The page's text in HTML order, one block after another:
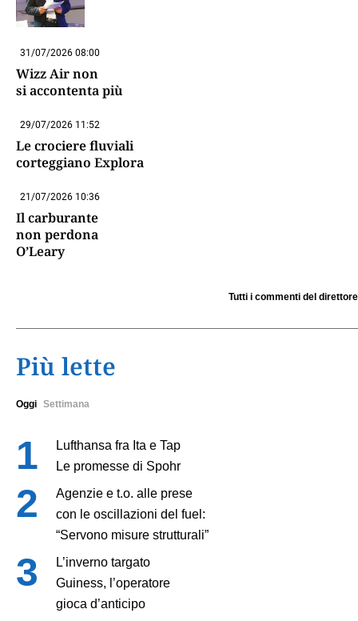
31/07/2026 08:00
Wizz Air non
si accontenta più
29/07/2026 11:52
Le crociere fluviali
corteggiano Explora
21/07/2026 10:36
Il carburante
non perdona
O’Leary
Tutti i commenti del direttore
Più lette
Oggi Settimana
Lufthansa fra Ita e Tap
Le promesse di Spohr
Agenzie e t.o. alle prese
con le oscillazioni del fuel:
“Servono misure strutturali”
L’inverno targato
Guiness, l’operatore
gioca d’anticipo